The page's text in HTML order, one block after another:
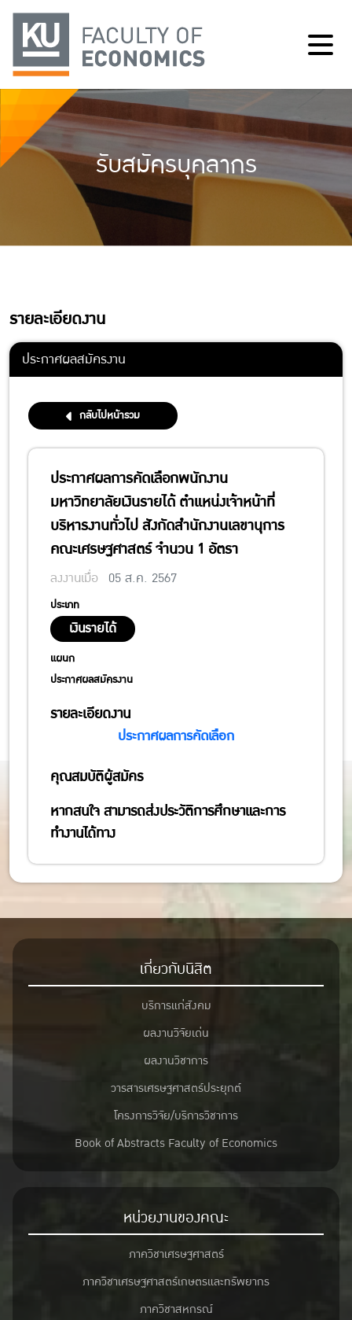
รับสมัครบุคลากร
รายละเอียดงาน
ประกาศผลสมัครงาน
กลับไปหน้ารวม
ประกาศผลการคัดเลือกพนักงาน
มหาวิทยาลัยเงินรายได้ ตำแหน่งเจ้าหน้าที่
บริหารงานทั่วไป สังกัดสำนักงานเลขานุการ
คณะเศรษฐศาสตร์ จำนวน 1 อัตรา
ลงงานเมื่อ 05 ส.ค. 2567
ประเภท
เงินรายได้
แผนก
ประกาศผลสมัครงาน
รายละเอียดงาน
ประกาศผลการคัดเลือก
คุณสมบัติผู้สมัคร
หากสนใจ สามารถส่งประวัติการศึกษาและการ
ทำงานได้ทาง
เกี่ยวกับนิสิต
บริการแก่สังคม
ผลงานวิจัยเด่น
ผลงานวิชาการ
วารสารเศรษฐศาสตร์ประยุกต์
โครงการวิจัย/บริการวิชาการ
Book of Abstracts Faculty of Economics
หน่วยงานของคณะ
ภาควิชาเศรษฐศาสตร์
ภาควิชาเศรษฐศาสตร์เกษตรและทรัพยากร
ภาควิชาสหกรณ์